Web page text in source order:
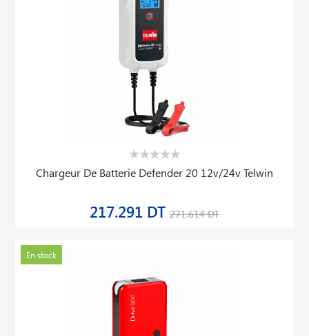
Chargeur De Batterie Defender 20 12v/24v Telwin
217.291 DT 271.614 DT
En stock